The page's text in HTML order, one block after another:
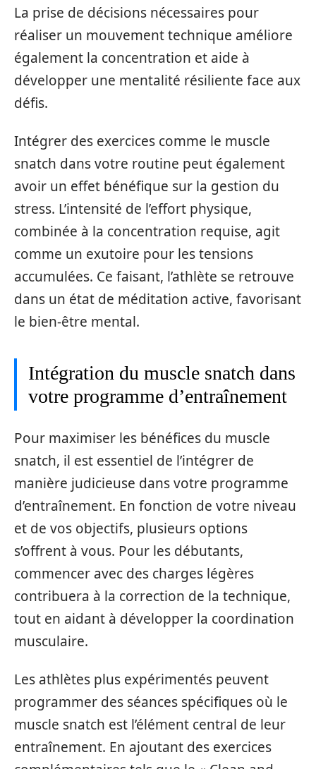
La prise de décisions nécessaires pour
réaliser un mouvement technique améliore
également la concentration et aide à
développer une mentalité résiliente face aux
défis.
Intégrer des exercices comme le muscle
snatch dans votre routine peut également
avoir un effet bénéfique sur la gestion du
stress. L’intensité de l’effort physique,
combinée à la concentration requise, agit
comme un exutoire pour les tensions
accumulées. Ce faisant, l’athlète se retrouve
dans un état de méditation active, favorisant
le bien-être mental.
Intégration du muscle snatch dans
votre programme d’entraînement
Pour maximiser les bénéfices du muscle
snatch, il est essentiel de l’intégrer de
manière judicieuse dans votre programme
d’entraînement. En fonction de votre niveau
et de vos objectifs, plusieurs options
s’offrent à vous. Pour les débutants,
commencer avec des charges légères
contribuera à la correction de la technique,
tout en aidant à développer la coordination
musculaire.
Les athlètes plus expérimentés peuvent
programmer des séances spécifiques où le
muscle snatch est l’élément central de leur
entraînement. En ajoutant des exercices